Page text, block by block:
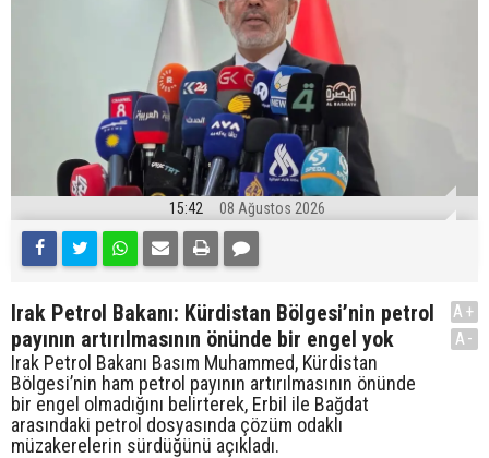
15:42 08 Ağustos 2026
Irak Petrol Bakanı: Kürdistan Bölgesi’nin petrol
payının artırılmasının önünde bir engel yok
Irak Petrol Bakanı Basım Muhammed, Kürdistan
Bölgesi’nin ham petrol payının artırılmasının önünde
bir engel olmadığını belirterek, Erbil ile Bağdat
arasındaki petrol dosyasında çözüm odaklı
müzakerelerin sürdüğünü açıkladı.
A+
A-